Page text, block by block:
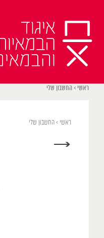
ראשי > החשבון שלי
ראשי > החשבון שלי
→